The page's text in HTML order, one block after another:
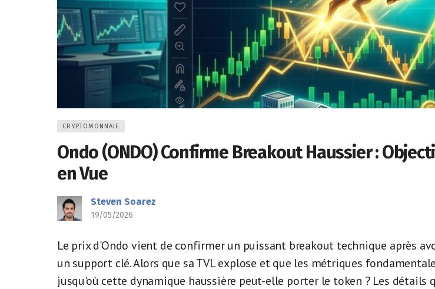
CRYPTOMONNAIE
Ondo (ONDO) Confirme Breakout Haussier :
en Vue
Steven Soarez
19/05/2026
Le prix d'Ondo vient de confirmer un puissant breakout technique après
un support clé. Alors que sa TVL explose et que les métriques
jusqu'où cette dynamique haussière peut-elle porter le token ? Les détails